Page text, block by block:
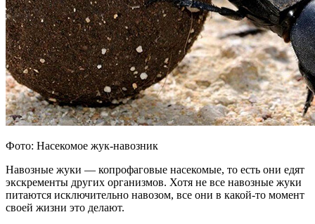
Фото: Насекомое жук-навозник
Навозные жуки — копрофаговые насекомые, то есть они едят
экскременты других организмов. Хотя не все навозные жуки
питаются исключительно навозом, все они в какой-то момент
своей жизни это делают.